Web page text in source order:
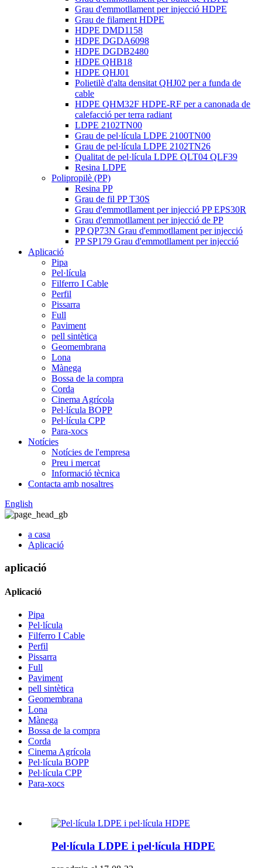
Grau d'emmotllament per injecció HDPE
Grau de filament HDPE
HDPE DMD1158
HDPE DGDA6098
HDPE DGDB2480
HDPE QHB18
HDPE QHJ01
Polietilè d'alta densitat QHJ02 per a funda de
cable
HDPE QHM32F HDPE-RF per a canonada de
calefacció per terra radiant
LDPE 2102TN00
Grau de pel·lícula LDPE 2100TN00
Grau de pel·lícula LDPE 2102TN26
Qualitat de pel·lícula LDPE QLT04 QLF39
Resina LDPE
Polipropilè (PP)
Resina PP
Grau de fil PP T30S
Grau d'emmotllament per injecció PP EPS30R
Grau d'emmotllament per injecció de PP
PP QP73N Grau d'emmotllament per injecció
PP SP179 Grau d'emmotllament per injecció
Aplicació
Pipa
Pel·lícula
Filferro I Cable
Perfil
Pissarra
Full
Paviment
pell sintètica
Geomembrana
Lona
Mànega
Bossa de la compra
Corda
Cinema Agrícola
Pel·lícula BOPP
Pel·lícula CPP
Para-xocs
Notícies
Notícies de l'empresa
Preu i mercat
Informació tècnica
Contacta amb nosaltres
English
a casa
Aplicació
aplicació
Aplicació
Pipa
Pel·lícula
Filferro I Cable
Perfil
Pissarra
Full
Paviment
pell sintètica
Geomembrana
Lona
Mànega
Bossa de la compra
Corda
Cinema Agrícola
Pel·lícula BOPP
Pel·lícula CPP
Para-xocs
Pel·lícula LDPE i pel·lícula HDPE